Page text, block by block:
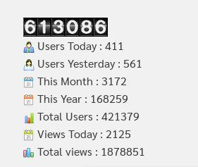
Users Today : 411
Users Yesterday : 561
This Month : 3172
This Year : 168259
Total Users : 421379
Views Today : 2125
Total views : 1878851